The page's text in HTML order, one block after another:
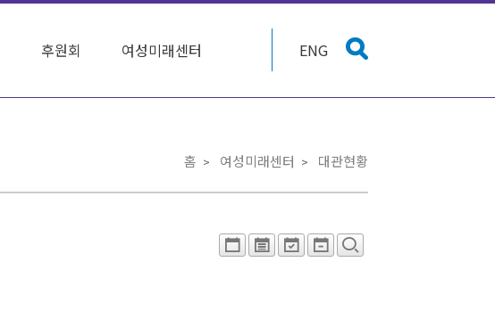
후원회 여성미래센터 ENG
홈 여성미래센터 대관현황